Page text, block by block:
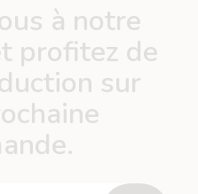
à notre
profitez de
sur